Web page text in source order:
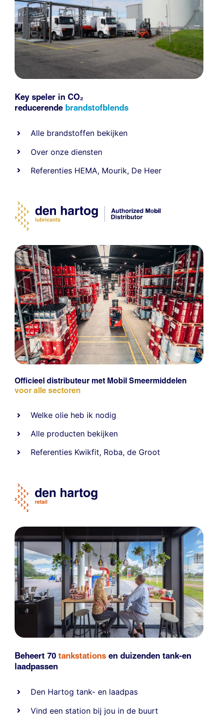
Key speler in CO₂
reducerende brandstofblends
Alle brandstoffen bekijken
Over onze diensten
Referenties HEMA, Mourik, De Heer
Officieel distributeur met Mobil Smeermiddelen
voor alle sectoren
Welke olie heb ik nodig
Alle producten bekijken
Referenties Kwikfit, Roba,de Groot
Beheert 70 tankstations en duizenden tank-en
laadpassen
Den Hartog tank- en laadpas
Vind een station bij jou in de buurt